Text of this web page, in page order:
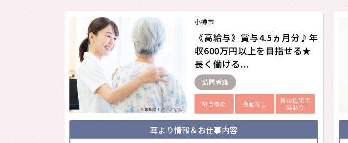
※画像はイメージです。
小樽市
《高給与》賞与4.5ヵ月分♪年
収600万円以上を目指せる★
長く働ける...
訪問看護
給与高め 夜勤なし
寮or住宅手
当あり
耳より情報＆お仕事内容